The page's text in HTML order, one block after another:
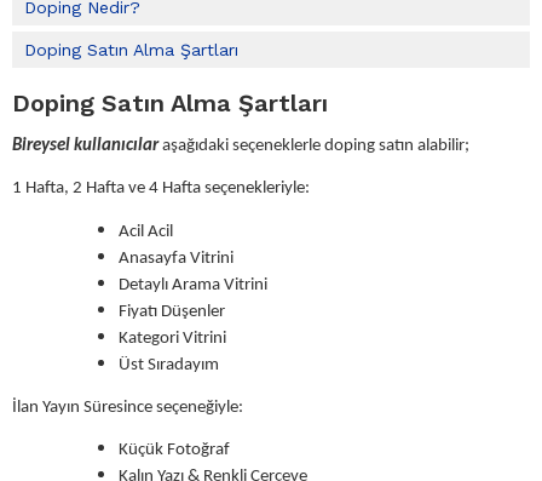
Doping Nedir?
Doping Satın Alma Şartları
Doping Satın Alma Şartları
Bireysel kullanıcılaraşağıdaki seçeneklerle doping satın alabilir;
1 Hafta, 2 Hafta ve 4 Hafta seçenekleriyle:
Acil Acil
Anasayfa Vitrini
Detaylı Arama Vitrini
Fiyatı Düşenler
Kategori Vitrini
Üst Sıradayım
İlan Yayın Süresince seçeneğiyle:
Küçük Fotoğraf
Kalın Yazı & Renkli Çerçeve